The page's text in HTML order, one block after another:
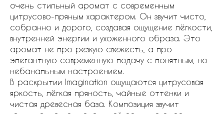
очень стильный аромат с современным
цитрусово-пряным характером. Он звучит чисто,
собранно и дорого, создавая ощущение лёгкости,
внутренней энергии и ухоженного образа. Это
аромат не про резкую свежесть, а про
элегантную современную подачу с понятным, но
небанальным настроением.
В раскрытии Imagination ощущаются цитрусовая
яркость, лёгкая пряность, чайные оттенки и
чистая древесная база. Композиция звучит